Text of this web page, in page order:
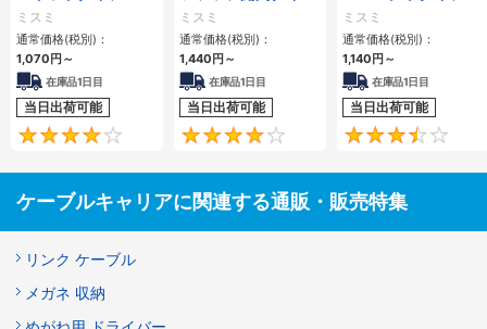
ミスミ
通常価格(税別)：
1,070 円 ～
在庫品1日目
当日出荷可能
4.1
プ 本体＋取付金具
ミスミ
通常価格(税別)：
1,440 円 ～
在庫品1日目
当日出荷可能
4.2
ミスミ
通常価格(税別)：
1,140 円 ～
在庫品1日目
当日出荷可能
ケーブルキャリアに関連する通販・販売特集
リンク ケーブル
メガネ 収納